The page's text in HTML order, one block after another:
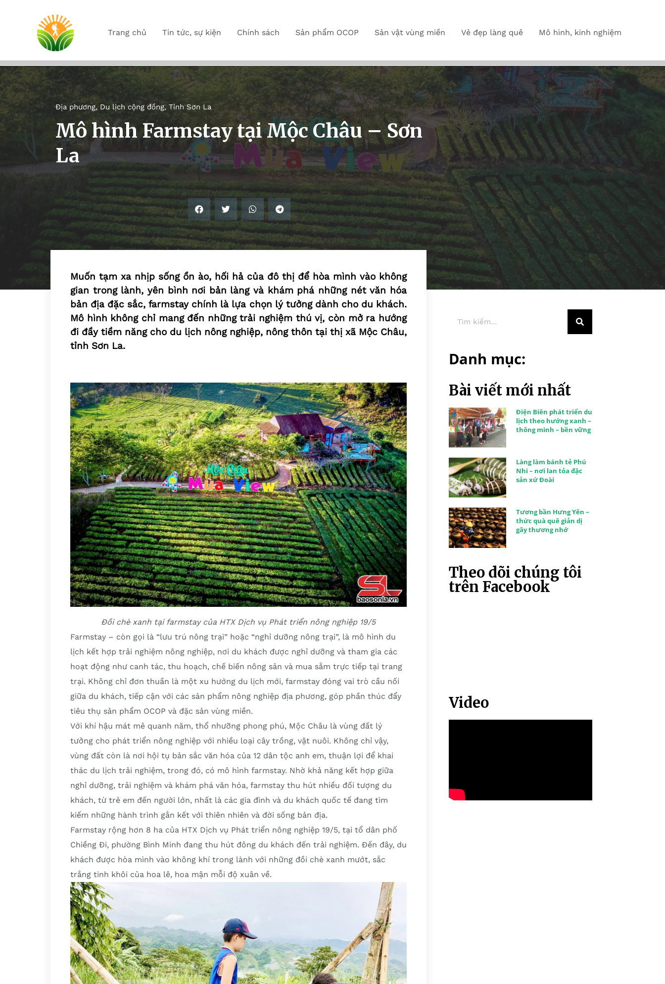
Trang chủ Tin tức, sự kiện Chính sách Sản phẩm OCOP Sản vật vùng miền Vẻ đẹp làng quê Mô hình, kinh nghiệm
Địa phương, Du lịch cộng đồng, Tỉnh Sơn La
Mô hình Farmstay tại Mộc Châu – Sơn
La
Muốn tạm xa nhịp sống ồn ào, hối hả của đô thị để hòa mình vào không
gian trong lành, yên bình nơi bản làng và khám phá những nét văn hóa
bản địa đặc sắc, farmstay chính là lựa chọn lý tưởng dành cho du khách.
Mô hình không chỉ mang đến những trải nghiệm thú vị, còn mở ra hướng
đi đầy tiềm năng cho du lịch nông nghiệp, nông thôn tại thị xã Mộc Châu,
tỉnh Sơn La.
Đồi chè xanh tại farmstay của HTX Dịch vụ Phát triển nông nghiệp 19/5
Farmstay – còn gọi là “lưu trú nông trại” hoặc “nghỉ dưỡng nông trại”, là mô hình du
lịch kết hợp trải nghiệm nông nghiệp, nơi du khách được nghỉ dưỡng và tham gia các
hoạt động như canh tác, thu hoạch, chế biến nông sản và mua sắm trực tiếp tại trang
trại. Không chỉ đơn thuần là một xu hướng du lịch mới, farmstay đóng vai trò cầu nối
giữa du khách, tiếp cận với các sản phẩm nông nghiệp địa phương, góp phần thúc đẩy
tiêu thụ sản phẩm OCOP và đặc sản vùng miền.
Với khí hậu mát mẻ quanh năm, thổ nhưỡng phong phú, Mộc Châu là vùng đất lý
tưởng cho phát triển nông nghiệp với nhiều loại cây trồng, vật nuôi. Không chỉ vậy,
vùng đất còn là nơi hội tụ bản sắc văn hóa của 12 dân tộc anh em, thuận lợi để khai
thác du lịch trải nghiệm, trong đó, có mô hình farmstay. Nhờ khả năng kết hợp giữa
nghỉ dưỡng, trải nghiệm và khám phá văn hóa, farmstay thu hút nhiều đối tượng du
khách, từ trẻ em đến người lớn, nhất là các gia đình và du khách quốc tế đang tìm
kiếm những hành trình gắn kết với thiên nhiên và đời sống bản địa.
Farmstay rộng hơn 8 ha của HTX Dịch vụ Phát triển nông nghiệp 19/5, tại tổ dân phố
Chiềng Đi, phường Bình Minh đang thu hút đông du khách đến trải nghiệm. Đến đây, du
khách được hòa mình vào không khí trong lành với những đồi chè xanh mướt, sắc
trắng tinh khôi của hoa lê, hoa mận mỗi độ xuân về.
Danh mục:
Bài viết mới nhất
Điện Biên phát triển du
lịch theo hướng xanh –
thông minh – bền vững
Làng làm bánh tẻ Phú
Nhi – nơi lan tỏa đặc
sản xứ Đoài
Tương bần Hưng Yên –
thức quà quê giản dị
gây thương nhớ
Theo dõi chúng tôi
trên Facebook
Video